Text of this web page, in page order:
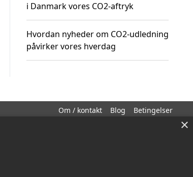
i Danmark vores CO2-aftryk
Hvordan nyheder om CO2-udledning
påvirker vores hverdag
Om / kontakt Blog Betingelser
×